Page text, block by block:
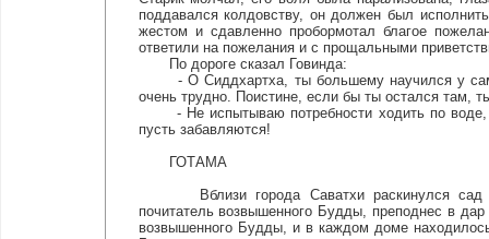
поддавался колдовству, он должен был
жестом и сдавленно пробормотал благое
ответили на пожелания и с прощальными
По дороге сказал Говинда:
- О Сиддхартха, ты большему научился у
очень трудно. Поистине, если бы ты остался там,
- Не испытываю потребности ходить по воде, -
пусть забавляются!
ГОТАМА
Вблизи города Саватхи раскинулся сад
почитатель возвышенного Будды, преподнес в
возвышенного Будды, и в каждом доме